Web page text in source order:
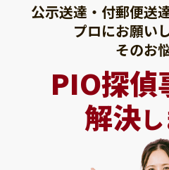
公示送達・付郵便送
プロにお願い
そのお
PIO探偵
解決し